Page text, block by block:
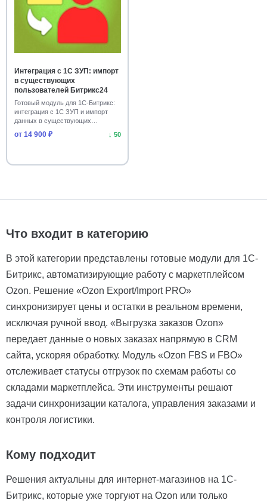
Интеграция с 1С ЗУП: импорт
в существующих
пользователей Битрикс24
Готовый модуль для 1С-Битрикс:
интеграция с 1С ЗУП и импорт
данных в существующих
пользователей Битр…
от 14 900 ₽ ↓ 50
Что входит в категорию
В этой категории представлены готовые модули для 1С-
Битрикс, автоматизирующие работу с маркетплейсом
Ozon. Решение «Ozon Export/Import PRO»
синхронизирует цены и остатки в реальном времени,
исключая ручной ввод. «Выгрузка заказов Ozon»
передает данные о новых заказах напрямую в CRM
сайта, ускоряя обработку. Модуль «Ozon FBS и FBO»
отслеживает статусы отгрузок по схемам работы со
складами маркетплейса. Эти инструменты решают
задачи синхронизации каталога, управления заказами и
контроля логистики.
Кому подходит
Решения актуальны для интернет-магазинов на 1С-
Битрикс, которые уже торгуют на Ozon или только